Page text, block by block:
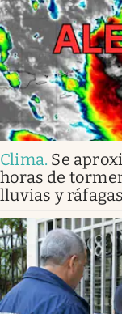
Clima. Se
horas de
lluvias y